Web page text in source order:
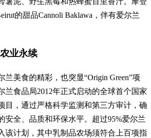
的甜品Cannoli Baklawa，伴有爱尔兰
业永续
兰美食的精彩，也突显“Origin Green”项
兰食品局2012年正式启动的全球首个国家
目，通过严格科学监测和第三方审计，确
安全、品质和环保水平。超过95%爱尔兰
该计划，其中乳制品农场须符合上百项指